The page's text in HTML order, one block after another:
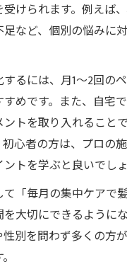
けられます。例えば、
など、個別の悩みに
るには、月1～2回の
めです。また、自宅
トを取り入れること
心者の方は、プロの
トを学ぶと良いでしょ
「毎月の集中ケアで
大切にできるように
別を問わず多くの方